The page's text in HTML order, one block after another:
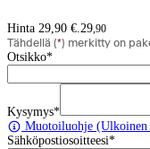
Hinta 29,90 €.29,90
Tähdellä (*) merkitty on
Otsikko*
Kysymys*
Muotoiluohje (Ulkoinen
Sähköpostiosoitteesi*